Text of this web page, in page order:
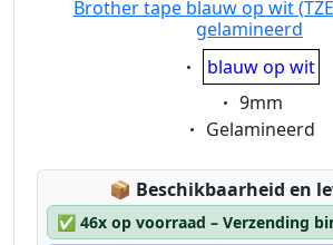
Brother tape blauw op wit
gelamineerd
Eigenschaft:
blauw op wit
Eigenschaft:
9mm
Eigenschaft:
Gelamineerd
📦 Lagerstatus:
Beschikbaarheid en
✅ 46x op voorraad – Verzending